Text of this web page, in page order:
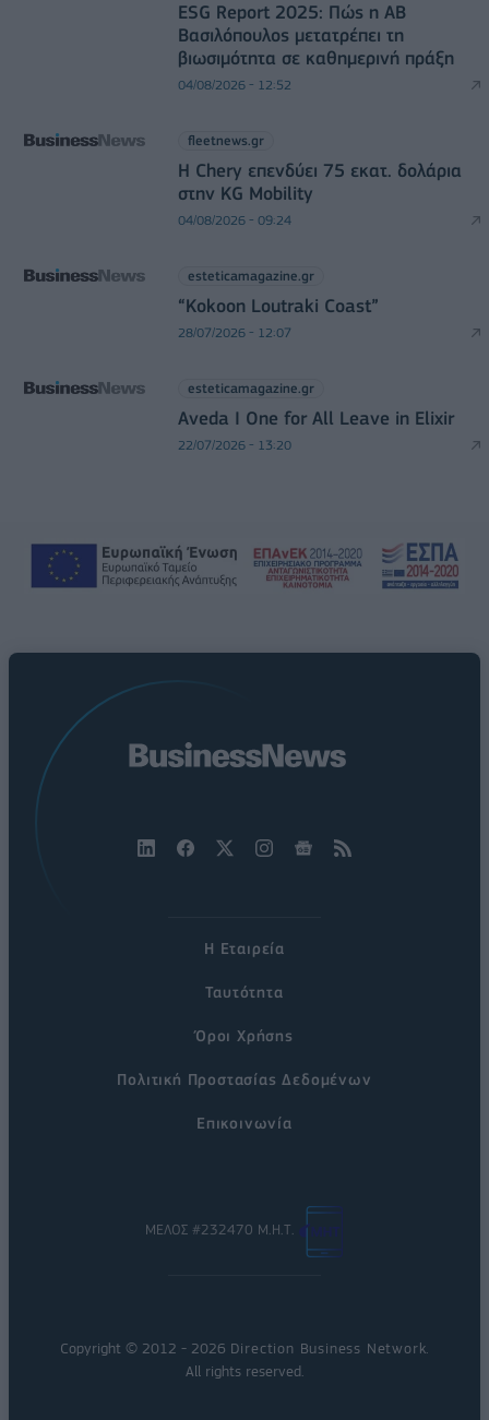
ESG Report 2025: Πώς η ΑΒ
Βασιλόπουλος μετατρέπει τη
βιωσιμότητα σε καθημερινή πράξη
04/08/2026 - 12:52
fleetnews.gr
Η Chery επενδύει 75 εκατ. δολάρια
στην KG Mobility
04/08/2026 - 09:24
esteticamagazine.gr
“Kokoon Loutraki Coast”
28/07/2026 - 12:07
esteticamagazine.gr
Aveda I One for All Leave in Elixir
22/07/2026 - 13:20
Η Εταιρεία
Ταυτότητα
Όροι Χρήσης
Πολιτική Προστασίας Δεδομένων
Επικοινωνία
ΜΕΛΟΣ #232470 Μ.Η.Τ.
Copyright © 2012 - 2026 Direction Business Network
All rights reserved.